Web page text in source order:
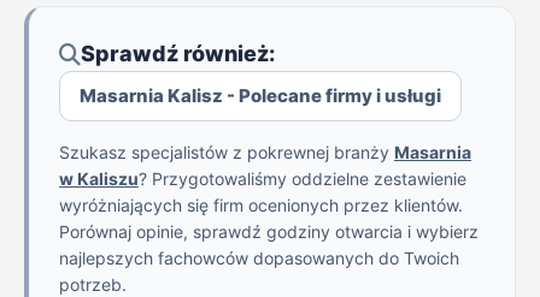
Sprawdź również:
Masarnia Kalisz - Polecane firmy i usługi
Szukasz specjalistów z pokrewnej branży Masarnia
w Kaliszu? Przygotowaliśmy oddzielne zestawienie
wyróżniających się firm ocenionych przez klientów.
Porównaj opinie, sprawdź godziny otwarcia i wybierz
najlepszych fachowców dopasowanych do Twoich
potrzeb.